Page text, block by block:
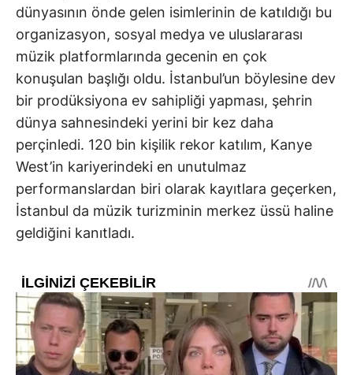
dünyasının önde gelen isimlerinin de katıldığı bu
organizasyon, sosyal medya ve uluslararası
müzik platformlarında gecenin en çok
konuşulan başlığı oldu. İstanbul’un böylesine dev
bir prodüksiyona ev sahipliği yapması, şehrin
dünya sahnesindeki yerini bir kez daha
perçinledi. 120 bin kişilik rekor katılım, Kanye
West’in kariyerindeki en unutulmaz
performanslardan biri olarak kayıtlara geçerken,
İstanbul da müzik turizminin merkez üssü haline
geldiğini kanıtladı.